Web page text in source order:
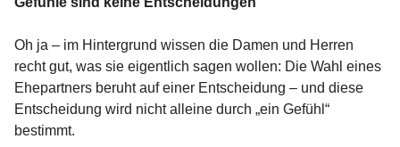
Oh ja – im Hintergrund wissen die Damen und Herren
recht gut, was sie eigentlich sagen wollen: Die Wahl eines
Ehepartners beruht auf einer Entscheidung – und diese
Entscheidung wird nicht alleine durch „ein Gefühl“
bestimmt.